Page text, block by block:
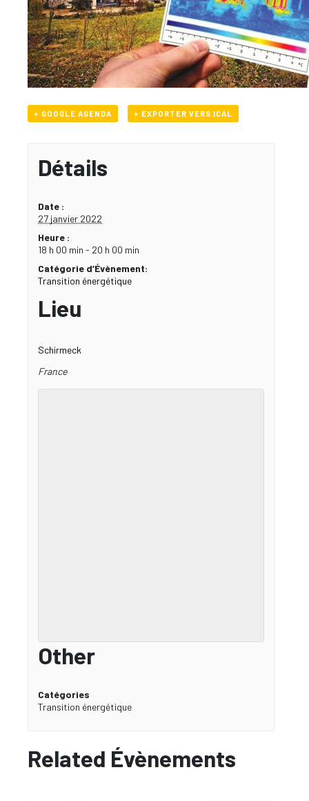
+ GOOGLE AGENDA + EXPORTER VERS ICAL
Détails
Date :
27 janvier 2022
Heure :
18 h 00 min - 20 h 00 min
Catégorie d’Évènement:
Transition énergétique
Lieu
Schirmeck
France
Other
Catégories
Transition énergétique
Related Évènements